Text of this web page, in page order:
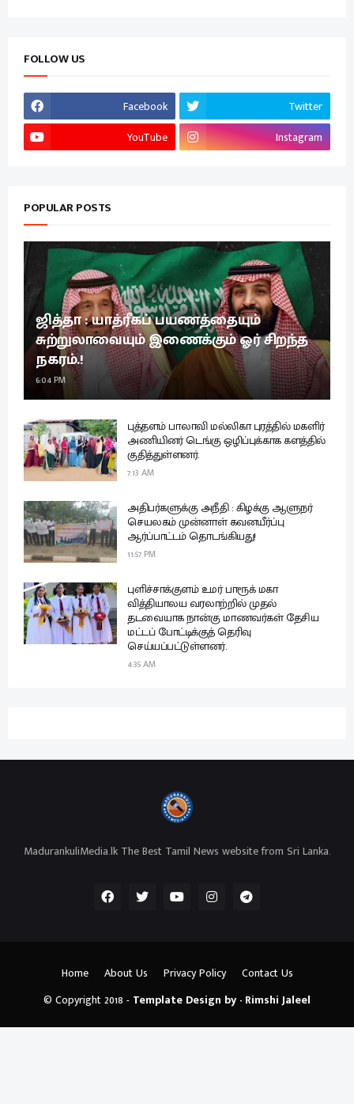
FOLLOW US
Facebook
Twitter
YouTube
Instagram
POPULAR POSTS
ஜித்தா : யாத்ரீகப் பயணத்தையும்
சுற்றுலாவையும் இணைக்கும் ஓர் சிறந்த
நகரம்.!
6:04 PM
புத்தளம் பாலாவி மல்லிகா புரத்தில் மகளிர்
அணியினர் டெங்கு ஒழிப்புக்காக களத்தில்
குதித்துள்ளனர்.
7:13 AM
அதிபர்களுக்கு அநீதி : கிழக்கு ஆளுநர்
செயலகம் முன்னாள் கவனயீர்ப்பு
ஆர்ப்பாட்டம் தொடங்கியது!
11:57 PM
புளிச்சாக்குளம் உமர் பாரூக் மகா
வித்தியாலய வரலாற்றில் முதல்
தடவையாக நான்கு மாணவர்கள் தேசிய
மட்டப் போட்டிக்குத் தெரிவு
செய்யப்பட்டுள்ளனர்.
4:35 AM
MadurankuliMedia.lk The Best Tamil News website from Sri Lanka.
© Copyright 2018 - Template Design by - Rimshi Jaleel
Home About Us Privacy Policy Contact Us